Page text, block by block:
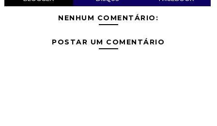
NENHUM COMENTÁRIO:
POSTAR UM COMENTÁRIO